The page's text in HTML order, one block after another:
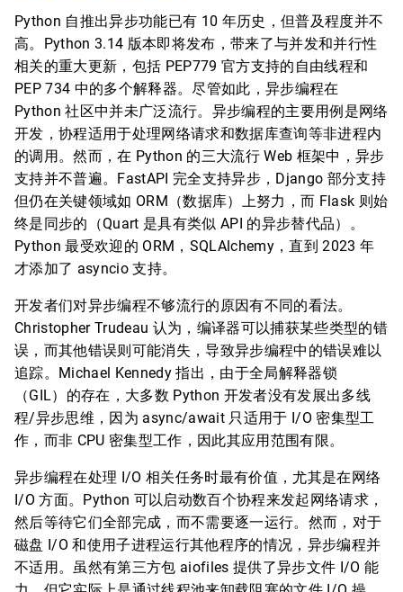
Python 自推出异步功能已有 10 年历史，但普及程度并不
高。Python 3.14 版本即将发布，带来了与并发和并行性
相关的重大更新，包括 PEP779 官方支持的自由线程和
PEP 734 中的多个解释器。尽管如此，异步编程在
Python 社区中并未广泛流行。异步编程的主要用例是网络
开发，协程适用于处理网络请求和数据库查询等非进程内
的调用。然而，在 Python 的三大流行 Web 框架中，异步
支持并不普遍。FastAPI 完全支持异步，Django 部分支持
但仍在关键领域如 ORM（数据库）上努力，而 Flask 则始
终是同步的（Quart 是具有类似 API 的异步替代品）。
Python 最受欢迎的 ORM，SQLAlchemy，直到 2023 年
才添加了 asyncio 支持。
开发者们对异步编程不够流行的原因有不同的看法。
Christopher Trudeau 认为，编译器可以捕获某些类型的错
误，而其他错误则可能消失，导致异步编程中的错误难以
追踪。Michael Kennedy 指出，由于全局解释器锁
（GIL）的存在，大多数 Python 开发者没有发展出多线
程/异步思维，因为 async/await 只适用于 I/O 密集型工
作，而非 CPU 密集型工作，因此其应用范围有限。
异步编程在处理 I/O 相关任务时最有价值，尤其是在网络
I/O 方面。Python 可以启动数百个协程来发起网络请求，
然后等待它们全部完成，而不需要逐一运行。然而，对于
磁盘 I/O 和使用子进程运行其他程序的情况，异步编程并
不适用。虽然有第三方包 aiofiles 提供了异步文件 I/O 能